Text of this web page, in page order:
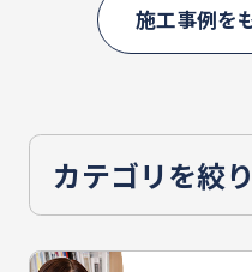
施工事例を
カテゴリを絞